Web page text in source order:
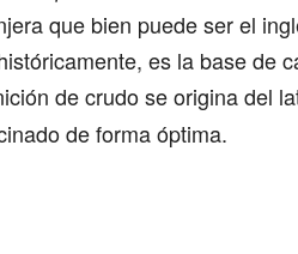
que bien puede ser el
es la base de
de crudo se origina del
de forma óptima.